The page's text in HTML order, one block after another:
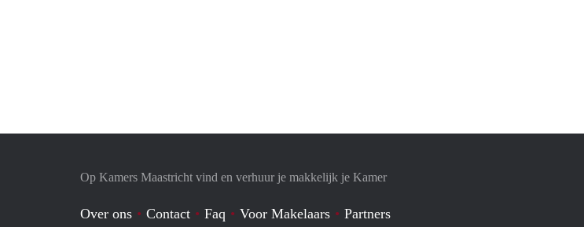
Op Kamers Maastricht vind en verhuur je makkelijk je Kamer
Over ons Contact Faq Voor Makelaars Partners